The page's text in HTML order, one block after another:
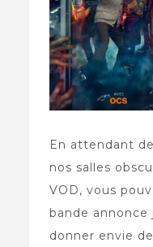
En attendant
nos salles
VOD, vous
bande
donner envie